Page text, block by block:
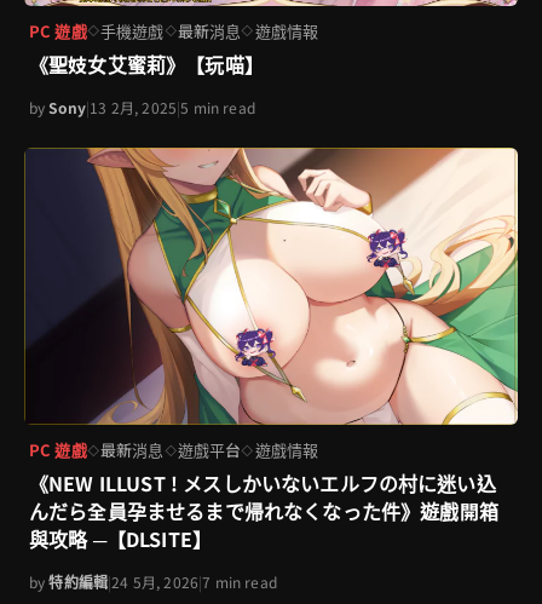
PC 遊戲◇手機遊戲◇最新消息◇遊戲情報
《聖妓女艾蜜莉》【玩喵】
bySony|13 2月, 2025|5 min read
PC 遊戲◇最新消息 ◇遊戲平台◇遊戲情報
《NEW ILLUST ! メスしかいないエルフの村に迷い込
んだら全員孕ませるまで帰れなくなった件》遊戲開箱
與攻略 ─【DLSITE】
by特約編輯|24 5月, 2026|7 min read